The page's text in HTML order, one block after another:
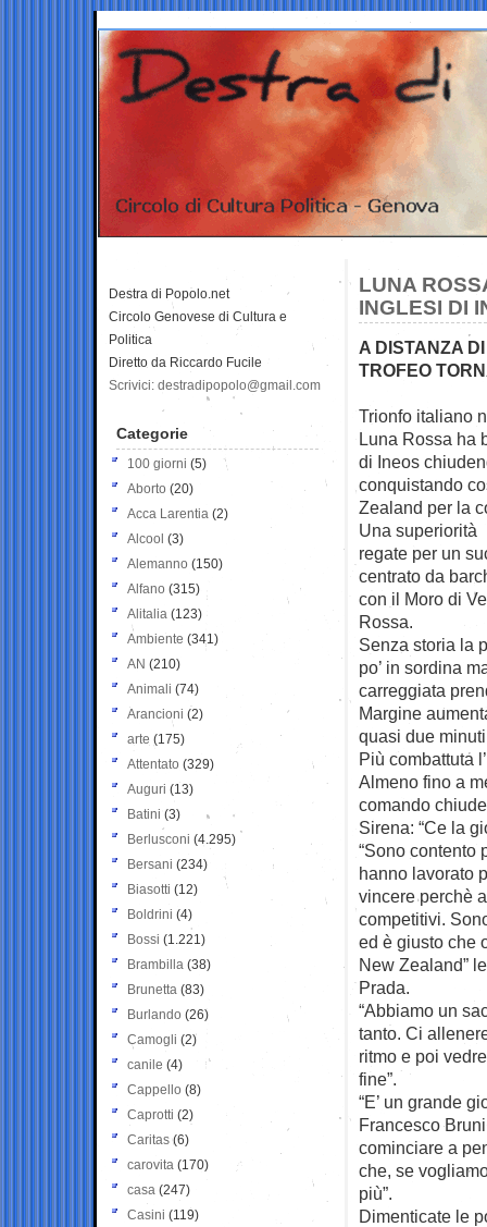
LUNA
INGLESI DI
A DISTANZA
TROFEO
Trionfo italiano
Luna Rossa ha
di Ineos
conquistando
Zealand per la
Una superiorità
regate per un
centrato da
con il Moro di
Rossa.
Senza storia la
po’ in sordina
carreggiata
Margine
quasi due
Più combattuta
Almeno fino a
comando
Sirena: “Ce la
“Sono contento
hanno lavorato
vincere perchè
competitivi.
ed è giusto che
New Zealand”
Prada.
“Abbiamo un
tanto. Ci
ritmo e poi
fine”.
“E’ un grande
Francesco
cominciare a
che, se
più”.
Dimenticate le
Destra di Popolo.net
Circolo Genovese di Cultura e
Politica
Diretto da Riccardo Fucile
Scrivici: destradipopolo@gmail.com
Categorie
100 giorni (5)
Aborto (20)
Acca Larentia (2)
Alcool (3)
Alemanno (150)
Alfano (315)
Alitalia (123)
Ambiente (341)
AN (210)
Animali (74)
Arancioni (2)
arte (175)
Attentato (329)
Auguri (13)
Batini (3)
Berlusconi (4.295)
Bersani (234)
Biasotti (12)
Boldrini (4)
Bossi (1.221)
Brambilla (38)
Brunetta (83)
Burlando (26)
Camogli (2)
canile (4)
Cappello (8)
Caprotti (2)
Caritas (6)
carovita (170)
casa (247)
Casini (119)